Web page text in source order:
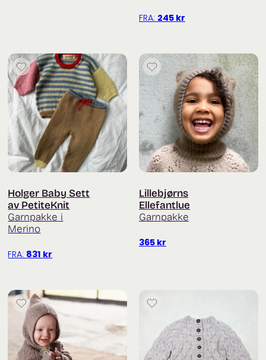
FRA: 245 kr
Holger Baby Sett
av PetiteKnit
Garnpakke i
Merino
FRA: 831 kr
Lillebjørns
Ellefantlue
Garnpakke
365 kr